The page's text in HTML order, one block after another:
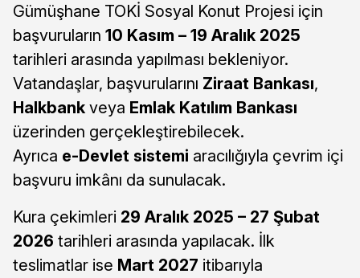
Gümüşhane TOKİ Sosyal Konut Projesi için
başvuruların 10 Kasım – 19 Aralık 2025
tarihleri arasında yapılması bekleniyor.
Vatandaşlar, başvurularını Ziraat Bankası,
Halkbank veya Emlak Katılım Bankası
üzerinden gerçekleştirebilecek.
Ayrıca e-Devlet sistemi aracılığıyla çevrim içi
başvuru imkânı da sunulacak.
Kura çekimleri 29 Aralık 2025 – 27 Şubat
2026 tarihleri arasında yapılacak. İlk
teslimatlar ise Mart 2027 itibarıyla